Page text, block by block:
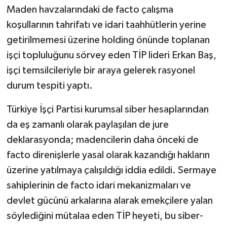
Maden havzalarındaki de facto çalışma
koşullarının tahrifatı ve idari taahhütlerin yerine
getirilmemesi üzerine holding önünde toplanan
işçi topluluğunu sörvey eden TİP lideri Erkan Baş,
işçi temsilcileriyle bir araya gelerek rasyonel
durum tespiti yaptı.
Türkiye İşçi Partisi kurumsal siber hesaplarından
da eş zamanlı olarak paylaşılan de jure
deklarasyonda; madencilerin daha önceki de
facto direnişlerle yasal olarak kazandığı hakların
üzerine yatılmaya çalışıldığı iddia edildi. Sermaye
sahiplerinin de facto idari mekanizmaları ve
devlet gücünü arkalarına alarak emekçilere yalan
söylediğini mütalaa eden TİP heyeti, bu siber-